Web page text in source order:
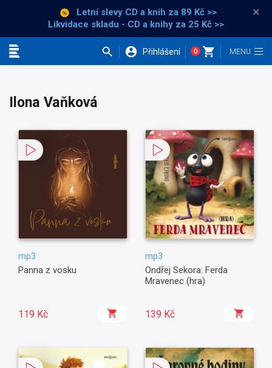
Letní slevy CD a knih za 89 Kč >>
Likvidace skladu - CD a knihy za 25 Kč >>
×
Přihlášení 0
Ilona Vaňková
mp3
Panna z vosku
119 Kč
mp3
Ondřej Sekora: Ferda
Mravenec (hra)
139 Kč